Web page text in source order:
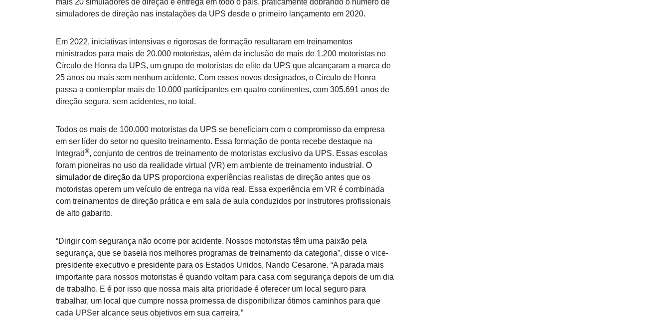
simuladores de direção nas instalações da UPS desde o primeiro lançamento em 2020.
Em 2022, iniciativas intensivas e rigorosas de formação resultaram em treinamentos
ministrados para mais de 20.000 motoristas, além da inclusão de mais de 1.200 motoristas no
Círculo de Honra da UPS, um grupo de motoristas de elite da UPS que alcançaram a marca de
25 anos ou mais sem nenhum acidente. Com esses novos designados, o Círculo de Honra
passa a contemplar mais de 10.000 participantes em quatro continentes, com 305.691 anos de
direção segura, sem acidentes, no total.
Todos os mais de 100.000 motoristas da UPS se beneficiam com o compromisso da empresa
em ser líder do setor no quesito treinamento. Essa formação de ponta recebe destaque na
Integrad®, conjunto de centros de treinamento de motoristas exclusivo da UPS. Essas escolas
foram pioneiras no uso da realidade virtual (VR) em ambiente de treinamento industrial. O
simulador de direção da UPS proporciona experiências realistas de direção antes que os
motoristas operem um veículo de entrega na vida real. Essa experiência em VR é combinada
com treinamentos de direção prática e em sala de aula conduzidos por instrutores profissionais
de alto gabarito.
“Dirigir com segurança não ocorre por acidente. Nossos motoristas têm uma paixão pela
segurança, que se baseia nos melhores programas de treinamento da categoria”, disse o vice-
presidente executivo e presidente para os Estados Unidos, Nando Cesarone. “A parada mais
importante para nossos motoristas é quando voltam para casa com segurança depois de um dia
de trabalho. E é por isso que nossa mais alta prioridade é oferecer um local seguro para
trabalhar, um local que cumpre nossa promessa de disponibilizar ótimos caminhos para que
cada UPSer alcance seus objetivos em sua carreira.”